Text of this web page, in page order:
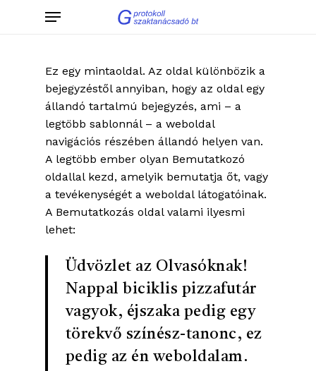
Menu
Ez egy mintaoldal. Az oldal különbözik a
bejegyzéstől annyiban, hogy az oldal egy
állandó tartalmú bejegyzés, ami – a
legtöbb sablonnál – a weboldal
navigációs részében állandó helyen van.
A legtöbb ember olyan Bemutatkozó
oldallal kezd, amelyik bemutatja őt, vagy
a tevékenységét a weboldal látogatóinak.
A Bemutatkozás oldal valami ilyesmi
lehet:
Üdvözlet az Olvasóknak!
Nappal biciklis pizzafutár
vagyok, éjszaka pedig egy
törekvő színész-tanonc, ez
pedig az én weboldalam.